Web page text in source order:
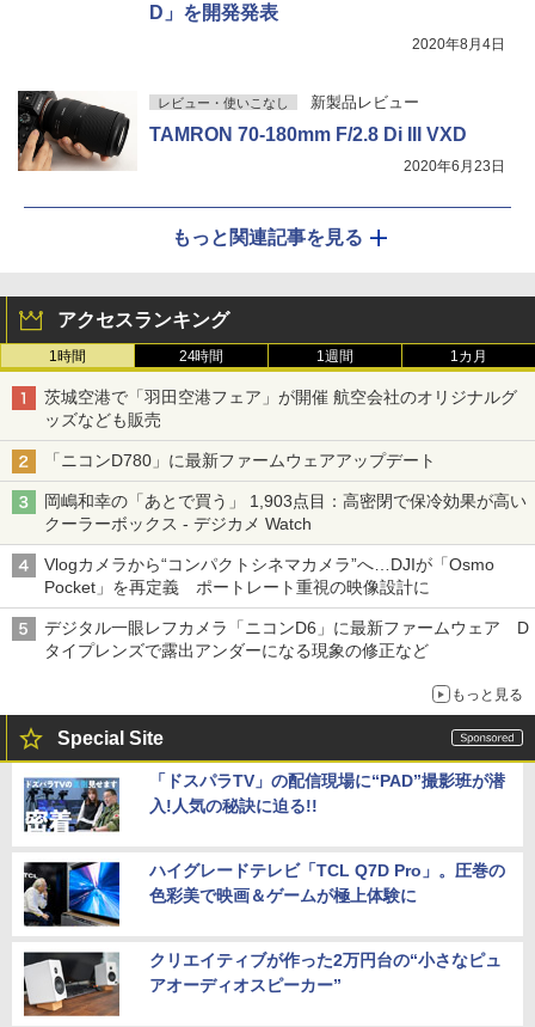
D」を開発発表
2020年8月4日
レビュー・使いこなし 新製品レビュー
TAMRON 70-180mm F/2.8 Di III VXD
2020年6月23日
もっと関連記事を見る
アクセスランキング
1時間 24時間 1週間 1カ月
茨城空港で「羽田空港フェア」が開催 航空会社のオリジナルグ
ッズなども販売
「ニコンD780」に最新ファームウェアアップデート
岡嶋和幸の「あとで買う」 1,903点目：高密閉で保冷効果が高い
クーラーボックス - デジカメ Watch
Vlogカメラから“コンパクトシネマカメラ”へ…DJIが「Osmo
Pocket」を再定義 ポートレート重視の映像設計に
デジタル一眼レフカメラ「ニコンD6」に最新ファームウェア D
タイプレンズで露出アンダーになる現象の修正など
もっと見る
Special Site
「ドスパラTV」の配信現場に“PAD”撮影班が潜
入!人気の秘訣に迫る!!
ハイグレードテレビ「TCL Q7D Pro」。圧巻の
色彩美で映画＆ゲームが極上体験に
クリエイティブが作った2万円台の“小さなピュ
アオーディオスピーカー”